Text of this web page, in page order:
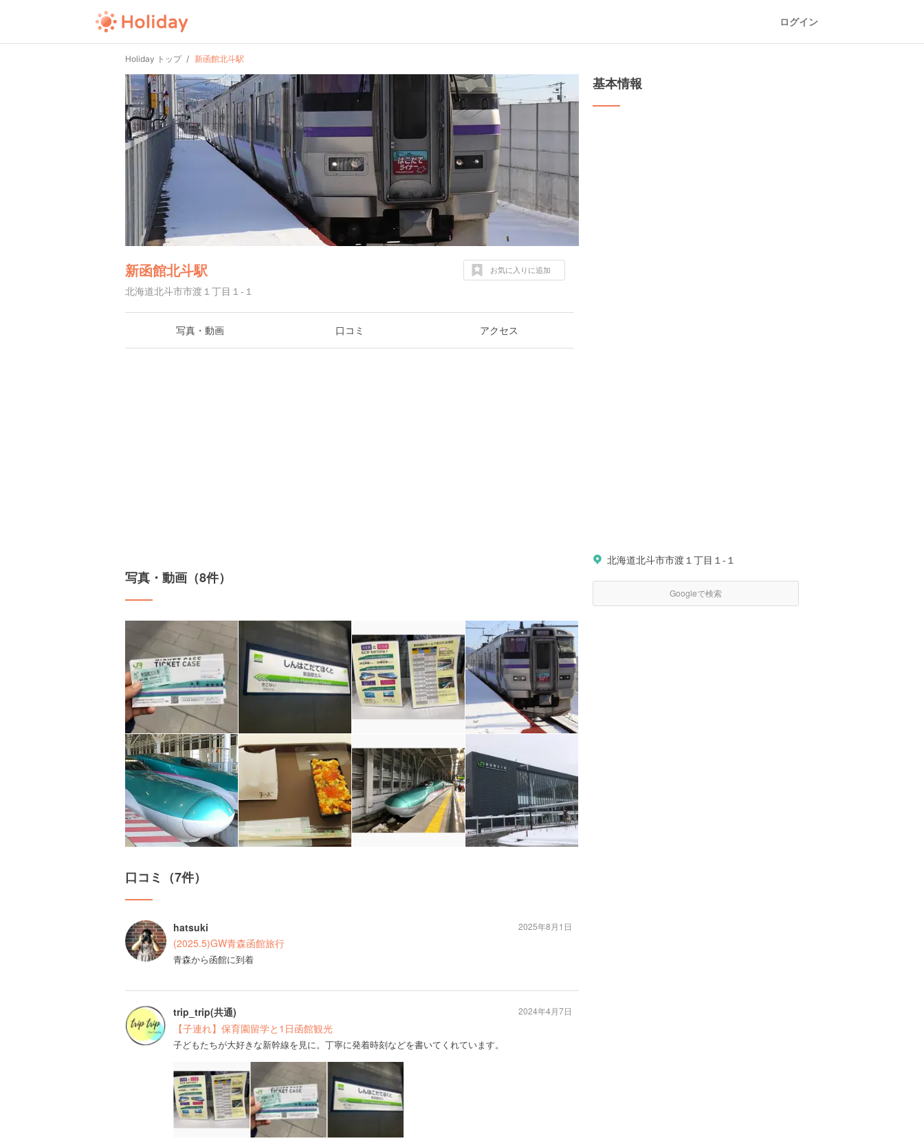
ログイン
Holiday トップ 新函館北斗駅
新函館北斗駅
北海道北斗市市渡１丁目１-１
お気に入りに追加
写真・動画 口コミ アクセス
写真・動画（8件）
口コミ（7件）
hatsuki
(2025.5)GW青森函館旅行
青森から函館に到着
2025年8月1日
trip_trip(共通)
【子連れ】保育園留学と1日函館観光
子どもたちが大好きな新幹線を見に。丁寧に発着時刻などを書いてくれています。
2024年4月7日
基本情報
北海道北斗市市渡１丁目１-１
Googleで検索